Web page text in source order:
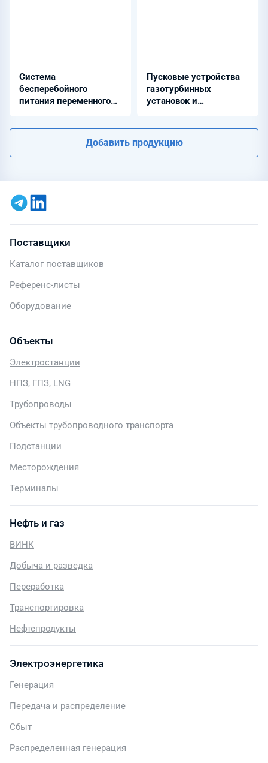
Система
бесперебойного
питания переменного
Пусковые устройства
газотурбинных
установок и
Добавить продукцию
Поставщики
Каталог поставщиков
Референс-листы
Оборудование
Объекты
Электростанции
НПЗ, ГПЗ, LNG
Трубопроводы
Объекты трубопроводного транспорта
Подстанции
Месторождения
Терминалы
Нефть и газ
ВИНК
Добыча и разведка
Переработка
Транспортировка
Нефтепродукты
Электроэнергетика
Генерация
Передача и распределение
Сбыт
Распределенная генерация